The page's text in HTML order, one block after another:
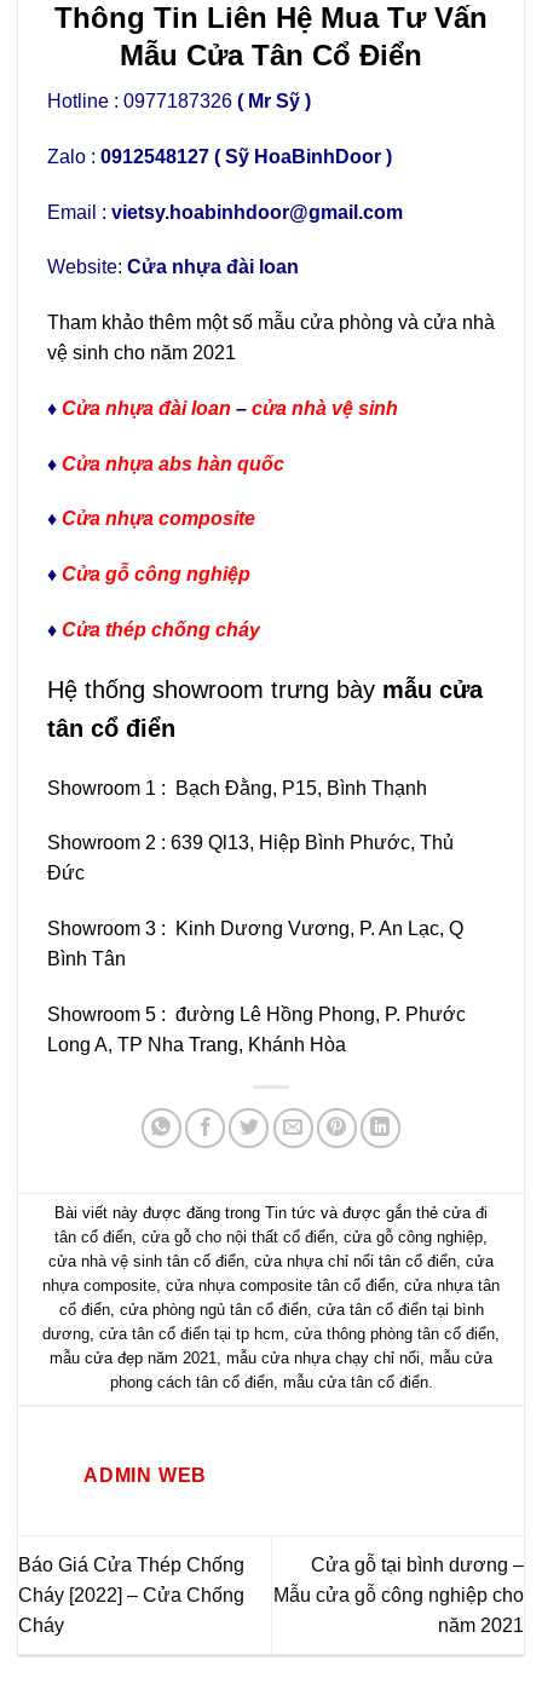
Thông Tin Liên Hệ Mua Tư Vấn
Mẫu Cửa Tân Cổ Điển
Hotline : 0977187326 ( Mr Sỹ )
Zalo : 0912548127 ( Sỹ HoaBinhDoor )
Email : vietsy.hoabinhdoor@gmail.com
Website: Cửa nhựa đài loan
Tham khảo thêm một số mẫu cửa phòng và cửa nhà
vệ sinh cho năm 2021
♦ Cửa nhựa đài loan – cửa nhà vệ sinh
♦ Cửa nhựa abs hàn quốc
♦ Cửa nhựa composite
♦ Cửa gỗ công nghiệp
♦ Cửa thép chống cháy
Hệ thống showroom trưng bày mẫu cửa
tân cổ điển
Showroom 1 : Bạch Đằng, P15, Bình Thạnh
Showroom 2 : 639 Ql13, Hiệp Bình Phước, Thủ
Đức
Showroom 3 : Kinh Dương Vương, P. An Lạc, Q
Bình Tân
Showroom 5 : đường Lê Hồng Phong, P. Phước
Long A, TP Nha Trang, Khánh Hòa
Bài viết này được đăng trong Tin tức và được gắn thẻ cửa đi
tân cổ điển, cửa gỗ cho nội thất cổ điển, cửa gỗ công nghiệp,
cửa nhà vệ sinh tân cổ điển, cửa nhựa chỉ nổi tân cổ điển, cửa
nhựa composite, cửa nhựa composite tân cổ điển, cửa nhựa tân
cổ điển, cửa phòng ngủ tân cổ điển, cửa tân cổ điển tại bình
dương, cửa tân cổ điển tại tp hcm, cửa thông phòng tân cổ điển,
mẫu cửa đẹp năm 2021, mẫu cửa nhựa chạy chỉ nổi, mẫu cửa
phong cách tân cổ điển, mẫu cửa tân cổ điển.
ADMIN WEB
Báo Giá Cửa Thép Chống
Cháy [2022] – Cửa Chống
Cháy
Cửa gỗ tại bình dương –
Mẫu cửa gỗ công nghiệp cho
năm 2021